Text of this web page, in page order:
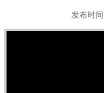
发布时